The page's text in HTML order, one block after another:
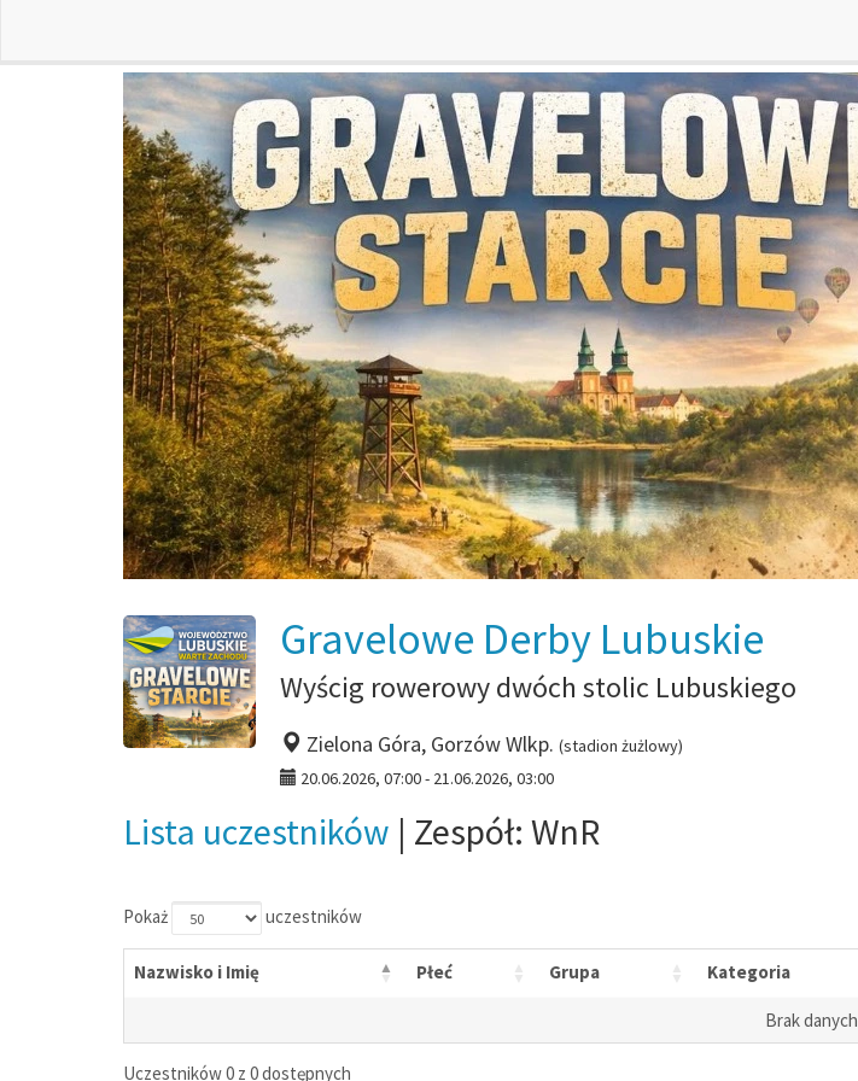
Gravelowe Derby Lubuskie
Wyścig rowerowy dwóch stolic Lubuskiego
Zielona Góra, Gorzów Wlkp. (stadion żużlowy)
20.06.2026, 07:00 - 21.06.2026, 03:00
Lista uczestników | Zespół: WnR
Pokaż uczestników
Nazwisko i Imię Płeć Grupa Kategoria
Brak danych
Uczestników 0 z 0 dostępnych